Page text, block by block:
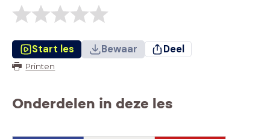
Start les Bewaar Deel
Printen
Onderdelen in deze les